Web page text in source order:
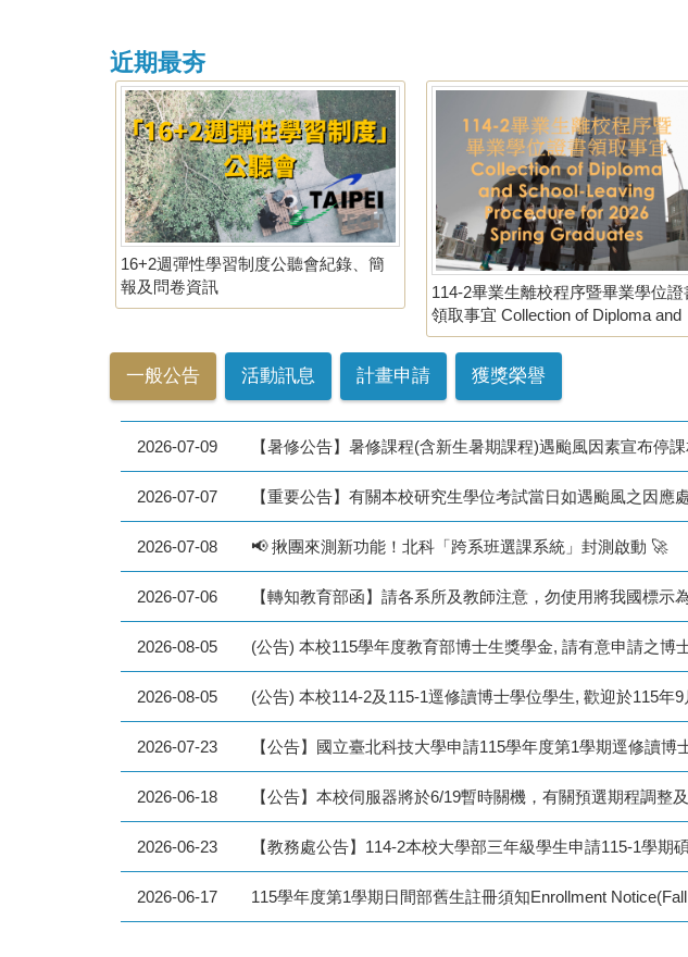
近期最夯
16+2週彈性學習制度公聽會紀錄、簡
報及問卷資訊
114-2畢業生離校程序暨畢業學位證
領取事宜 Collection of Diploma and
School-Leaving Procedure for 2026
Spring Graduates
一般公告 活動訊息 計畫申請 獲獎榮譽
2026-07-09 【暑修公告】暑修課程(含新生暑期課程)遇颱風因素宣布停
2026-07-07
2026-07-08 📢 揪團來測新功能！北科「跨系班選課系統」封測啟動 🚀
2026-07-06
2026-08-05 (公告) 本校115學年度教育部博士生獎學金, 請有意申請之博
2026-08-05
2026-07-23 【公告】國立臺北科技大學申請115學年度第1學期逕修讀博
2026-06-18 【公告】本校伺服器將於6/19暫時關機，有關預選期程調整
2026-06-23 【教務處公告】114-2本校大學部三年級學生申請115-1學期
2026-06-17 115學年度第1學期日間部舊生註冊須知Enrollment